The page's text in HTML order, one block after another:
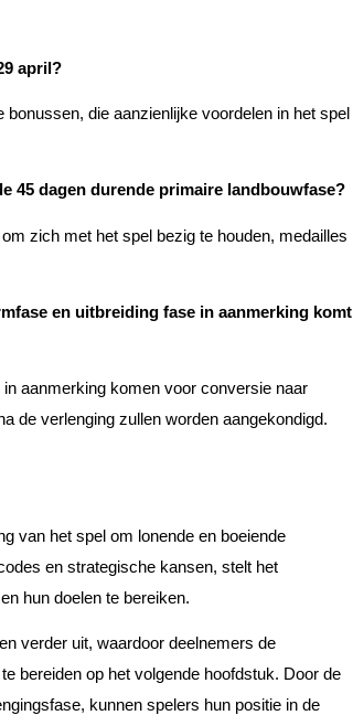
april?
die aanzienlijke voordelen in het spel
45 dagen durende primaire landbouwfase?
zich met het spel bezig te houden, medailles
en uitbreiding fase in aanmerking komt
aanmerking komen voor conversie naar
de verlenging zullen worden aangekondigd.
van het spel om lonende en boeiende
en strategische kansen, stelt het
hun doelen te bereiken.
verder uit, waardoor deelnemers de
bereiden op het volgende hoofdstuk. Door de
kunnen spelers hun positie in de